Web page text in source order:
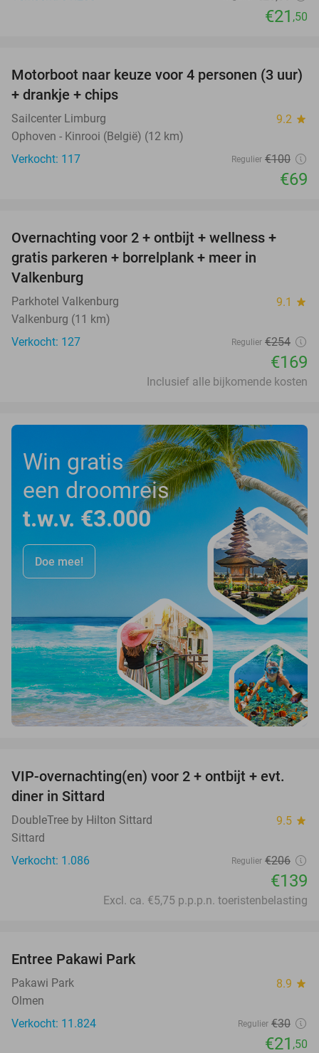
€21 ,50
31%
Motorboot naar keuze voor 4 personen (3 uur)
+ drankje + chips
Sailcenter Limburg 9.2 star
Ophoven - Kinrooi (België) (12 km)
Verkocht: 117
Regulier €100
€69
33%
Overnachting voor 2 + ontbijt + wellness +
gratis parkeren + borrelplank + meer in
Valkenburg
Parkhotel Valkenburg 9.1 star
Valkenburg (11 km)
Verkocht: 127
Regulier €254
€169
Inclusief alle bijkomende kosten
Win gratis
een droomreis
t.w.v. €3.000
Doe mee!
33%
VIP-overnachting(en) voor 2 + ontbijt + evt.
diner in Sittard
DoubleTree by Hilton Sittard 9.5 star
Sittard
Verkocht: 1.086
Regulier €206
€139
Excl. ca. €5,75 p.p.p.n. toeristenbelasting
Entree Pakawi Park
Pakawi Park 8.9 star
Olmen
Verkocht: 11.824
Regulier €30
€21 ,50